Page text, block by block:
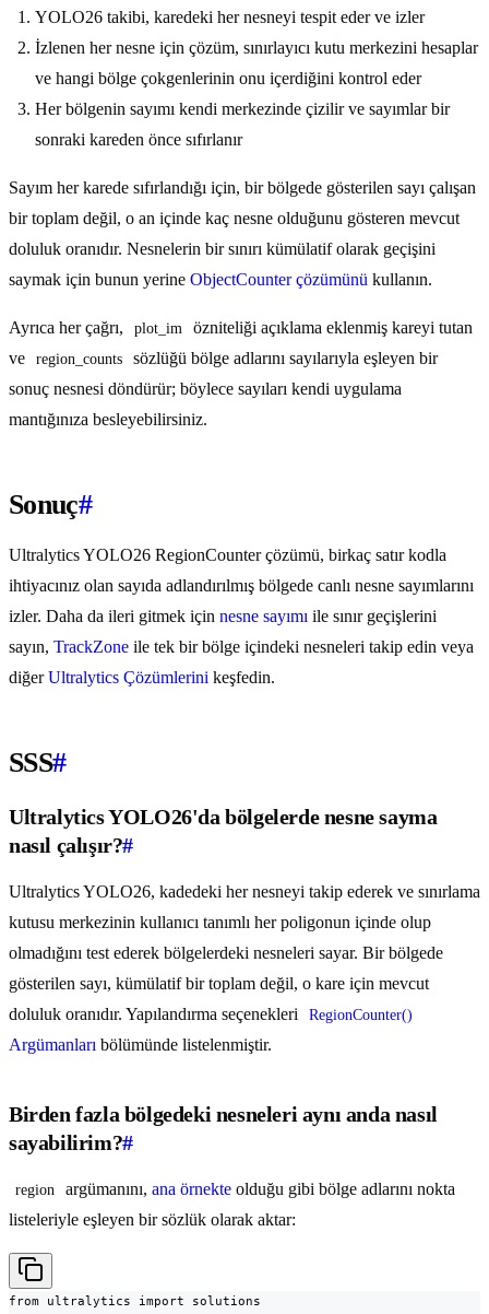
YOLO26 takibi, karedeki her nesneyi tespit eder ve izler
İzlenen her nesne için çözüm, sınırlayıcı kutu merkezini hesaplar
ve hangi bölge çokgenlerinin onu içerdiğini kontrol eder
Her bölgenin sayımı kendi merkezinde çizilir ve sayımlar bir
sonraki kareden önce sıfırlanır
Sayım her karede sıfırlandığı için, bir bölgede gösterilen sayı çalışan
bir toplam değil, o an içinde kaç nesne olduğunu gösteren mevcut
doluluk oranıdır. Nesnelerin bir sınırı kümülatif olarak geçişini
saymak için bunun yerine ObjectCounter çözümünü kullanın.
Ayrıca her çağrı, plot_im
özniteliği açıklama eklenmiş kareyi tutan
ve
region_counts
sözlüğü bölge adlarını sayılarıyla eşleyen bir
sonuç nesnesi döndürür; böylece sayıları kendi uygulama
mantığınıza besleyebilirsiniz.
Sonuç#
Ultralytics YOLO26 RegionCounter çözümü, birkaç satır kodla
ihtiyacınız olan sayıda adlandırılmış bölgede canlı nesne sayımlarını
izler. Daha da ileri gitmek için nesne sayımı ile sınır geçişlerini
sayın, TrackZone ile tek bir bölge içindeki nesneleri takip edin veya
diğerUltralytics Çözümlerini keşfedin.
SSS#
Ultralytics YOLO26'da bölgelerde nesne sayma
nasıl çalışır?#
Ultralytics YOLO26, kadedeki her nesneyi takip ederek ve sınırlama
kutusu merkezinin kullanıcı tanımlı her poligonun içinde olup
olmadığını test ederek bölgelerdeki nesneleri sayar. Bir bölgede
gösterilen sayı, kümülatif bir toplam değil, o kare için mevcut
doluluk oranıdır. Yapılandırma seçenekleri
RegionCounter()
Argümanları bölümünde listelenmiştir.
Birden fazla bölgedeki nesneleri aynı anda nasıl
sayabilirim?#
region argümanını, ana örnekte olduğu gibi bölge adlarını nokta
listeleriyle eşleyen bir sözlük olarak aktar:
from ultralytics import solutions